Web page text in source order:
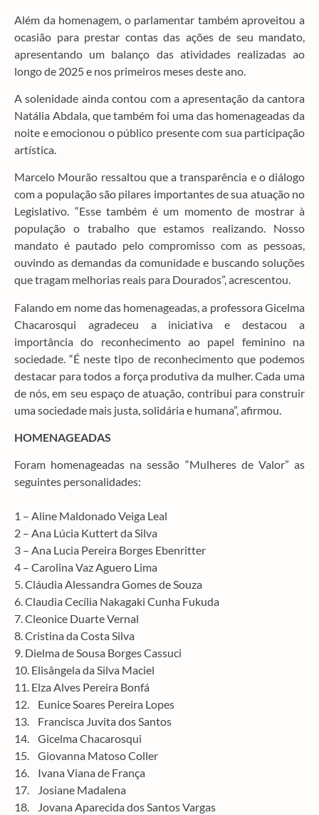
Além da homenagem, o parlamentar também aproveitou a
ocasião para prestar contas das ações de seu mandato,
apresentando um balanço das atividades realizadas ao
longo de 2025 e nos primeiros meses deste ano.
A solenidade ainda contou com a apresentação da cantora
Natália Abdala, que também foi uma das homenageadas da
noite e emocionou o público presente com sua participação
artística.
Marcelo Mourão ressaltou que a transparência e o diálogo
com a população são pilares importantes de sua atuação no
Legislativo. “Esse também é um momento de mostrar à
população o trabalho que estamos realizando. Nosso
mandato é pautado pelo compromisso com as pessoas,
ouvindo as demandas da comunidade e buscando soluções
que tragam melhorias reais para Dourados”, acrescentou.
Falando em nome das homenageadas, a professora Gicelma
Chacarosqui agradeceu a iniciativa e destacou a
importância do reconhecimento ao papel feminino na
sociedade. “É neste tipo de reconhecimento que podemos
destacar para todos a força produtiva da mulher. Cada uma
de nós, em seu espaço de atuação, contribui para construir
uma sociedade mais justa, solidária e humana”, afirmou.
HOMENAGEADAS
Foram homenageadas na sessão “Mulheres de Valor” as
seguintes personalidades:
1 – Aline Maldonado Veiga Leal
2 – Ana Lúcia Kuttert da Silva
3 – Ana Lucia Pereira Borges Ebenritter
4 – Carolina Vaz Aguero Lima
5. Cláudia Alessandra Gomes de Souza
6. Claudia Cecília Nakagaki Cunha Fukuda
7. Cleonice Duarte Vernal
8. Cristina da Costa Silva
9. Dielma de Sousa Borges Cassuci
10. Elisângela da Silva Maciel
11. Elza Alves Pereira Bonfá
12. Eunice Soares Pereira Lopes
13. Francisca Juvita dos Santos
14. Gicelma Chacarosqui
15. Giovanna Matoso Coller
16. Ivana Viana de França
17. Josiane Madalena
18. Jovana Aparecida dos Santos Vargas